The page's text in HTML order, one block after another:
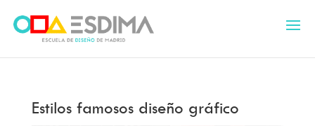
Estilos famosos diseño gráfico